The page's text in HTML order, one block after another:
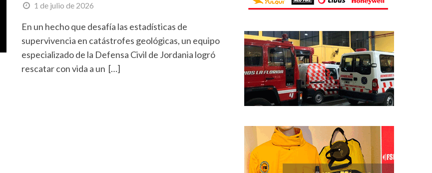
1 de julio de 2026
En un hecho que desafía las estadísticas de
supervivencia en catástrofes geológicas, un equipo
especializado de la Defensa Civil de Jordania logró
rescatar con vida a un […]